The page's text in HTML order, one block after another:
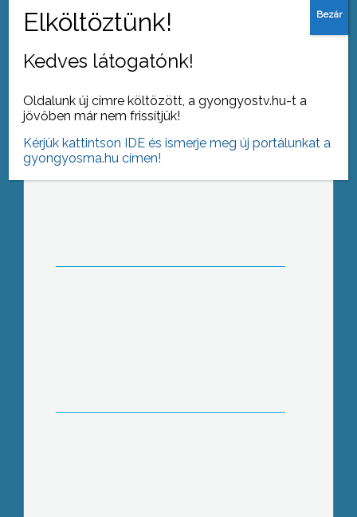
Nyílt nap a GyöngyHázban
Kedves látogatónk!
Oldalunk új címre költözött, a gyongyostv.hu-t a
jövőben már nem frissítjük!
Kérjük kattintson IDE és ismerje meg új portálunkat a
gyongyosma.hu címen!